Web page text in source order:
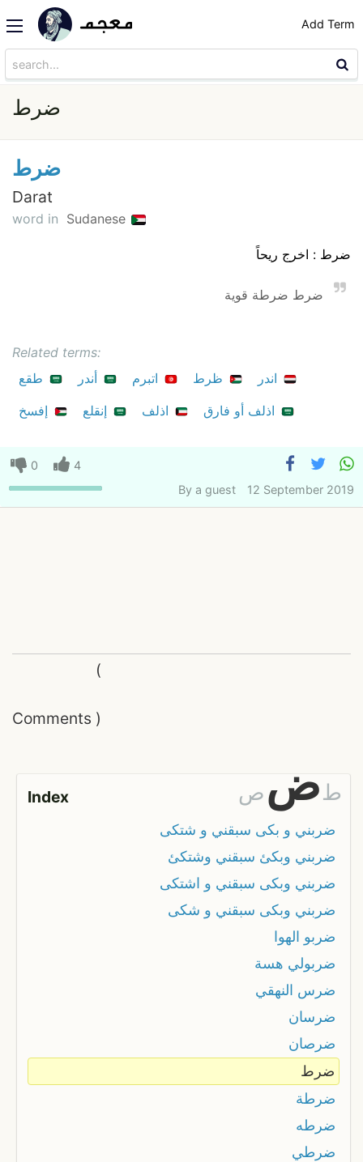
Add Term
ضرط
ضرط
Darat
word in Sudanese
ضرط : اخرج ريحاً
ضرط ضرطة قوية
Related terms:
طقع
أندر اتبرم ظرط
اندر
إفسخ
إنقلع اذلف اذلف أو فارق
0
4
By a guest 12 September 2019
Comments
(
)
Index صضط
ضربني و بكى سبقني و شتكى
ضربني وبكئ سبقني وشتكئ
ضربني وبكى سبقني و اشتكى
ضربني وبكى سبقني و شكى
ضربو الهوا
ضربولي هسة
ضرس النهقي
ضرسان
ضرصان
ضرط
ضرطة
ضرطه
ضرطي